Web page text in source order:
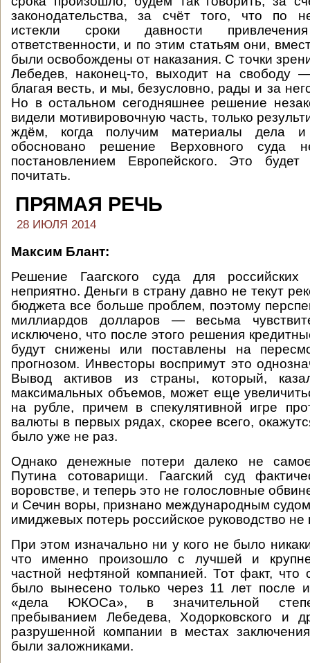
законодательства, за счёт того, что по
истекли сроки давности
ответственности, и по этим статьям они,
были освобождены от наказания. С точки
Лебедев, наконец-то, выходит на свободу
благая весть, и мы, безусловно, рады и за
Но в остальном сегодняшнее решение
видели мотивировочную часть, только
ждём, когда получим материалы дела
обосновано решение Верховного суда
постановлением Европейского. Это
почитать.
ПРЯМАЯ РЕЧЬ
28 ИЮЛЯ 2014
Максим Блант:
Решение Гаагского суда для российских
неприятно. Деньги в страну давно не текут
бюджета все больше проблем, поэтому
миллиардов долларов — весьма
исключено, что после этого решения
будут снижены или поставлены на
прогнозом. Инвесторы воспримут это
Вывод активов из страны, который,
максимальных объемов, может еще
на рубле, причем в спекулятивной игре
валюты в первых рядах, скорее всего,
было уже не раз.
Однако денежные потери далеко не
Путина сотоварищи. Гаагский суд
воровстве, и теперь это не голословные
и Сечин воры, признано международным
имиджевых потерь российское руководство
При этом изначально ни у кого не было
что именно произошло с лучшей и
частной нефтяной компанией. Тот факт, что
было вынесено только через 11 лет после
«дела ЮКОСа», в значительной
пребыванием Лебедева, Ходорковского и
разрушенной компании в местах
были заложниками.